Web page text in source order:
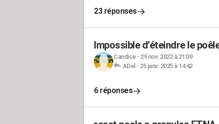
23 réponses
Impossible d’éteindre le
Candice- 29 nov. 2022 à 21:09
ADel - 25 janv. 2025 à 14:42
6 réponses